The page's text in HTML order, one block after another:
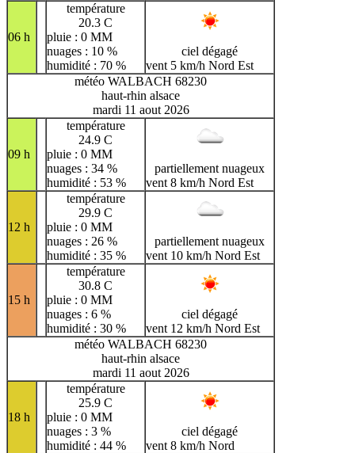
06 h
température
20.3 C
pluie : 0 MM
nuages : 10 %
humidité : 70 %
ciel dégagé
vent 5 km/h Nord Est
météo WALBACH 68230
haut-rhin alsace
mardi 11 aout 2026
09 h
température
24.9 C
pluie : 0 MM
nuages : 34 %
humidité : 53 %
partiellement nuageux
vent 8 km/h Nord Est
12 h
température
29.9 C
pluie : 0 MM
nuages : 26 %
humidité : 35 %
partiellement nuageux
vent 10 km/h Nord Est
15 h
température
30.8 C
pluie : 0 MM
nuages : 6 %
humidité : 30 %
ciel dégagé
vent 12 km/h Nord Est
météo WALBACH 68230
haut-rhin alsace
mardi 11 aout 2026
18 h
température
25.9 C
pluie : 0 MM
nuages : 3 %
humidité : 44 %
ciel dégagé
vent 8 km/h Nord